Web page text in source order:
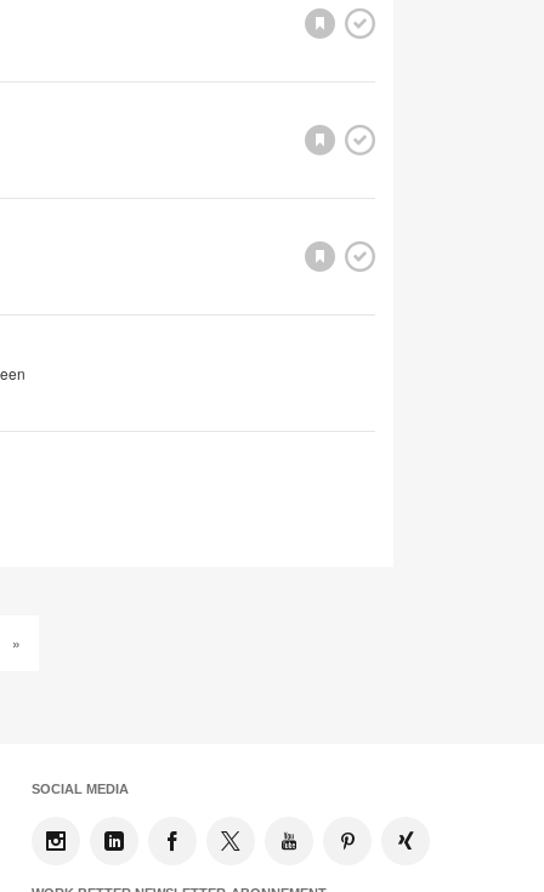
»
SOCIAL MEDIA